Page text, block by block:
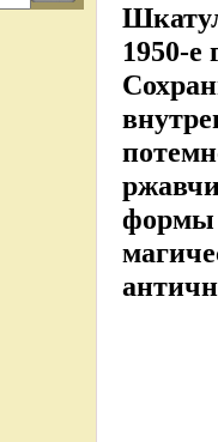
1950-е
формы